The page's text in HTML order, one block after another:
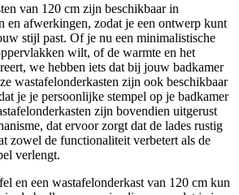
van 120 cm zijn beschikbaar in
en afwerkingen, zodat je een ontwerp kunt
stijl past. Of je nu een minimalistische
wilt, of de warmte en het
we hebben iets dat bij jouw badkamer
wastafelonderkasten zijn ook beschikbaar
je je persoonlijke stempel op je badkamer
zijn bovendien uitgerust
dat ervoor zorgt dat de lades rustig
zowel de functionaliteit verbetert als de
verlengt.
en een wastafelonderkast van 120 cm kun